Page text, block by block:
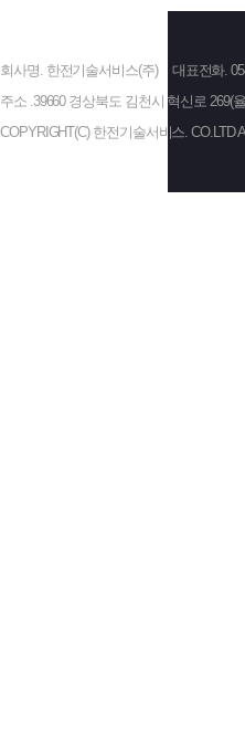
회사명. 한전기술서비스(주)
대표전화.
주소 .39660 경상북도 김천시 혁신로 269(
COPYRIGHT(C) 한전기술서비스. CO.LTD